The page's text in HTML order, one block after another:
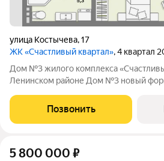
улица Костычева,17
ЖК «Счастливый квартал», 4 квартал
Дом №3 жилого комплекса
Ленинском районе Дом №3 новый формат «Счастливого
привычный комфорт жилого
камерной атмосферой проживания. О
Позвонить
5 800 000 ₽